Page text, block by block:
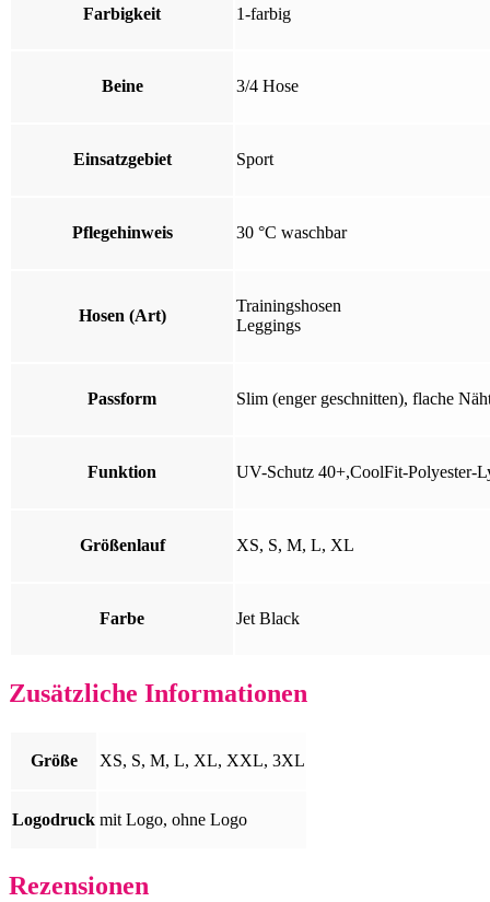
Farbigkeit 1-farbig
Beine 3/4 Hose
Einsatzgebiet Sport
Pflegehinweis 30 °C waschbar
Hosen (Art)
Trainingshosen
Leggings
Passform Slim (enger geschnitten), flache
Funktion UV-Schutz 40+,CoolFit-Polyester-
Größenlauf XS, S, M, L, XL
Farbe Jet Black
Zusätzliche Informationen
Größe XS, S, M, L, XL, XXL, 3XL
Logodruck mit Logo, ohne Logo
Rezensionen